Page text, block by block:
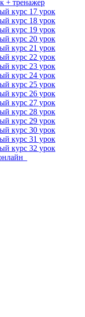
+ тренажер
курс 17 урок
курс 18 урок
курс 19 урок
курс 20 урок
курс 21 урок
курс 22 урок
курс 23 урок
курс 24 урок
курс 25 урок
курс 26 урок
курс 27 урок
курс 28 урок
курс 29 урок
курс 30 урок
курс 31 урок
курс 32 урок